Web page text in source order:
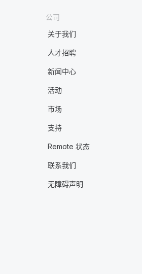
公司
关于我们
人才招聘
新闻中心
活动
市场
支持
Remote 状态
联系我们
无障碍声明